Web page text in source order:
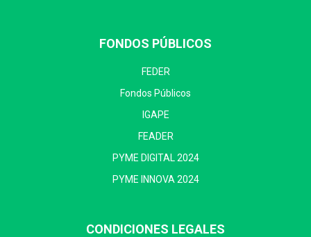
FONDOS PÚBLICOS
FEDER
Fondos Públicos
IGAPE
FEADER
PYME DIGITAL 2024
PYME INNOVA 2024
CONDICIONES LEGALES